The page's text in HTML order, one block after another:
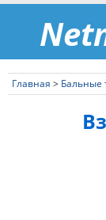
Главная > Бальные